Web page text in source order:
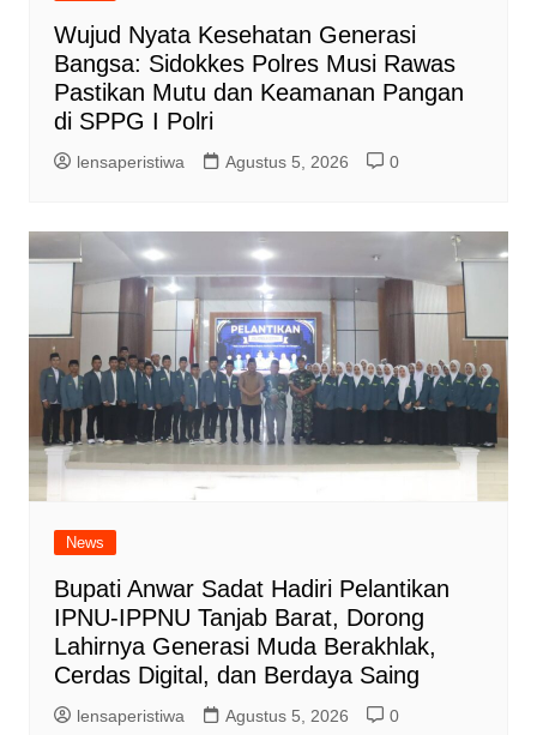
Wujud Nyata Kesehatan Generasi
Bangsa: Sidokkes Polres Musi Rawas
Pastikan Mutu dan Keamanan Pangan
di SPPG I Polri
lensaperistiwa Agustus 5, 2026 0
News
Bupati Anwar Sadat Hadiri Pelantikan
IPNU-IPPNU Tanjab Barat, Dorong
Lahirnya Generasi Muda Berakhlak,
Cerdas Digital, dan Berdaya Saing
lensaperistiwa Agustus 5, 2026 0